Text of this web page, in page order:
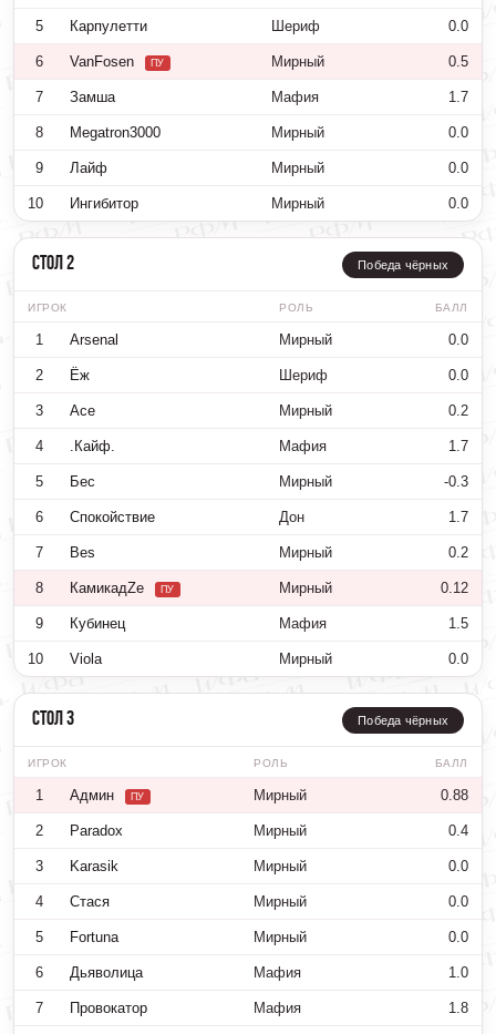
5 Карпулетти Шериф 0.0
6 VanFosen ПУ Мирный 0.5
7 Замша Мафия 1.7
8 Megatron3000 Мирный 0.0
9 Лайф Мирный 0.0
10 Ингибитор Мирный 0.0
Стол 2 Победа чёрных
ИГРОК РОЛЬ БАЛЛ
1 Arsenal Мирный 0.0
2 Ёж Шериф 0.0
3 Ace Мирный 0.2
4 .Кайф. Мафия 1.7
5 Бес Мирный -0.3
6 Спокойствие Дон 1.7
7 Bes Мирный 0.2
8 КамикадZе ПУ Мирный 0.12
9 Кубинец Мафия 1.5
10 Viola Мирный 0.0
Стол 3 Победа чёрных
ИГРОК РОЛЬ БАЛЛ
1 Админ ПУ Мирный 0.88
2 Paradox Мирный 0.4
3 Karasik Мирный 0.0
4 Стася Мирный 0.0
5 Fortuna Мирный 0.0
6 Дьяволица Мафия 1.0
7 Провокатор Мафия 1.8